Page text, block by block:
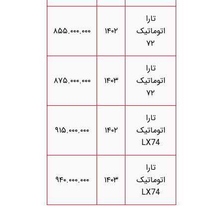
تارا
اتوماتیک
۷۲
۱۴۰۲ ۸۵۵.۰۰۰.۰۰۰
تارا
اتوماتیک
۷۲
۱۴۰۳ ۸۷۵.۰۰۰.۰۰۰
تارا
اتوماتیک
LX74
۱۴۰۲ ۹۱۵.۰۰۰.۰۰۰
تارا
اتوماتیک
LX74
۱۴۰۳ ۹۴۰.۰۰۰.۰۰۰